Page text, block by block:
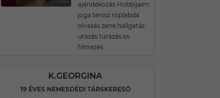
ajándékozás Hobbijaim:
joga tenisz röplabda
olvasás zene hallgatás
utazás túrázás es
filmezés
K.GEORGINA
19 ÉVES NEMESDÉDI TÁRSKERESŐ